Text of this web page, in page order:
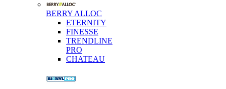
BERRY ALLOC
ETERNITY
FINESSE
TRENDLINE
PRO
CHATEAU